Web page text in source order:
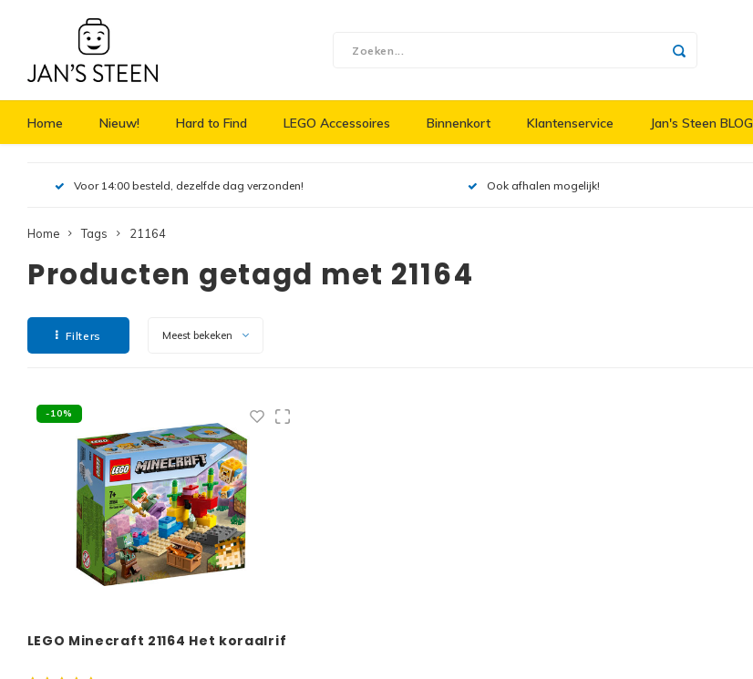
Home Nieuw! Hard to Find LEGO Accessoires Binnenkort Klantenservice Jan's Steen BLOG
Voor 14:00 besteld, dezelfde dag verzonden! Ook afhalen mogelijk!
Home Tags 21164
Producten getagd met 21164
Filters Meest bekeken
-10%
LEGO Minecraft 21164 Het koraalrif